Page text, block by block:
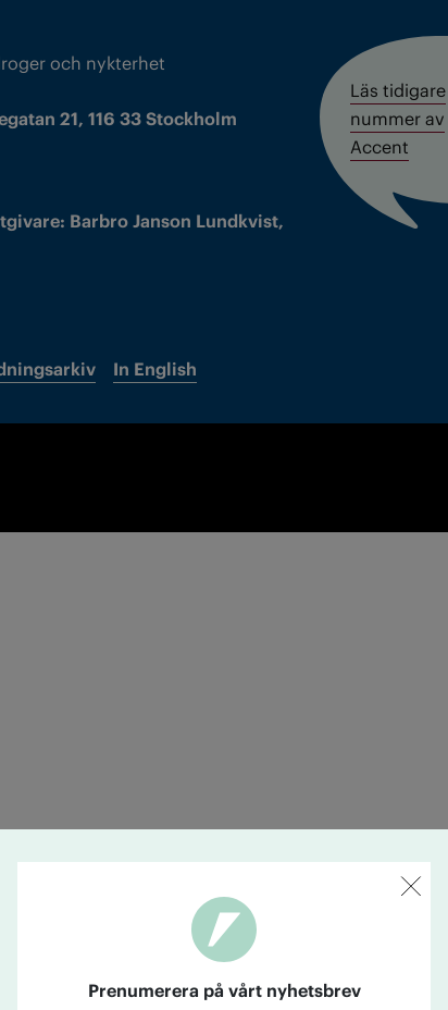
och nykterhet
21, 116 33 Stockholm
Barbro Janson Lundkvist,
In English
Läs tidigare
nummer av
Accent
Prenumerera på vårt nyhetsbrev